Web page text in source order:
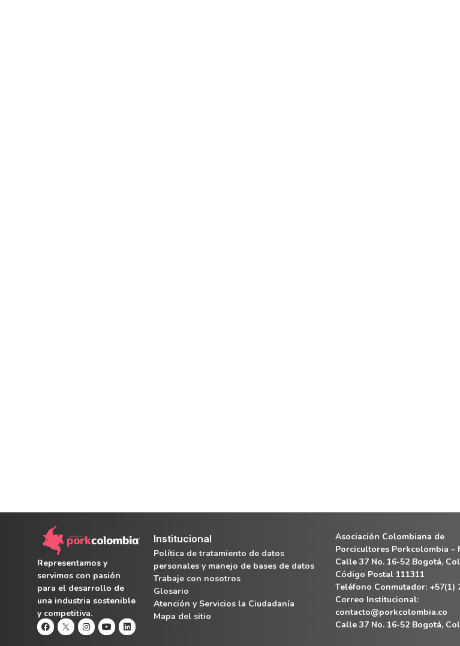
Representamos y
servimos con pasión
para el desarrollo de
una industria sostenible
y competitiva.
Institucional
Política de tratamiento de datos
personales y manejo de bases de datos
Trabaje con nosotros
Glosario
Atención y Servicios la Ciudadanía
Mapa del sitio
Asociación Colombiana de
Porcicultores Porkcolombia –
Calle 37 No. 16-52 Bogotá,
Código Postal 111311
Teléfono Conmutador: +57(1)
Correo Institucional:
contacto@porkcolombia.co
Calle 37 No. 16-52 Bogotá,